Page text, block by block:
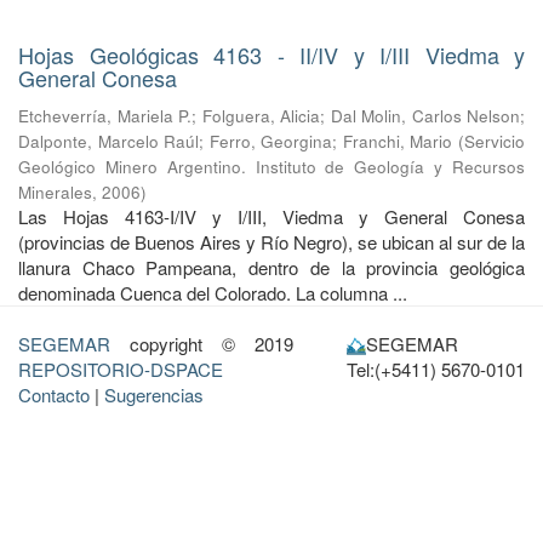
Hojas Geológicas 4163 - II/IV y I/III Viedma y
General Conesa
Etcheverría, Mariela P.; Folguera, Alicia; Dal Molin, Carlos Nelson;
Dalponte, Marcelo Raúl; Ferro, Georgina; Franchi, Mario (Servicio
Geológico Minero Argentino. Instituto de Geología y Recursos
Minerales, 2006)
Las Hojas 4163-I/IV y I/III, Viedma y General Conesa
(provincias de Buenos Aires y Río Negro), se ubican al sur de la
llanura Chaco Pampeana, dentro de la provincia geológica
denominada Cuenca del Colorado. La columna ...
SEGEMAR copyright © 2019
REPOSITORIO-DSPACE
Contacto | Sugerencias
SEGEMAR
Tel:(+5411) 5670-0101